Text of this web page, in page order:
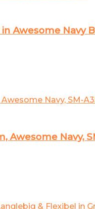
in Awesome Navy
Awesome Navy,